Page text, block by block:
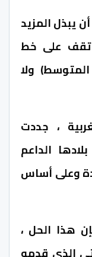
يبذل المزيد
تقف على خط
ولا
، جددت
الداعم
وعلى أساس
هذا الحل ،
الذي قدمه